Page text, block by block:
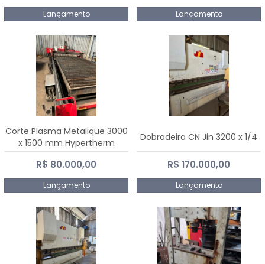
Lançamento Lançamento
Corte Plasma Metalique 3000
x 1500 mm Hypertherm
Powermax 45 xp
R$ 80.000,00
Lançamento
Dobradeira CN Jin 3200 x 1/4
R$ 170.000,00
Lançamento